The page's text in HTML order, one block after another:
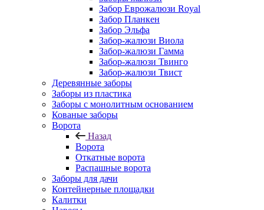
Забор Еврожалюзи Royal
Забор Планкен
Забор Эльфа
Забор-жалюзи Виола
Забор-жалюзи Гамма
Забор-жалюзи Твинго
Забор-жалюзи Твист
Деревянные заборы
Заборы из пластика
Заборы с монолитным основанием
Кованые заборы
Ворота
Назад
Ворота
Откатные ворота
Распашные ворота
Заборы для дачи
Контейнерные площадки
Калитки